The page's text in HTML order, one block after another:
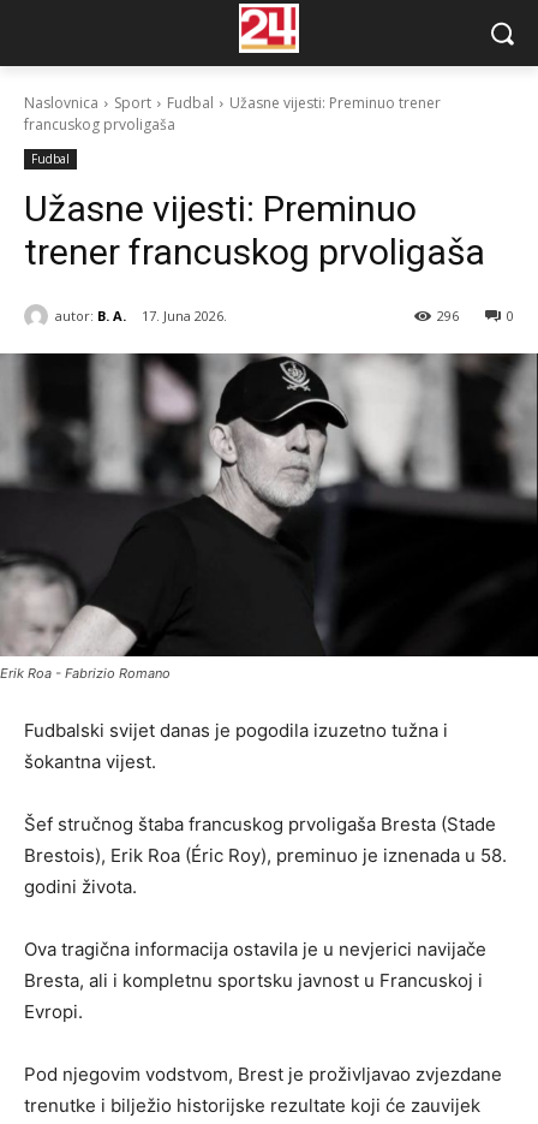
Naslovnica Sport Fudbal
Užasne vijesti: Preminuo trener
francuskog prvoligaša
Fudbal
Užasne vijesti: Preminuo
trener francuskog prvoligaša
autor: B. A. 17. Juna 2026. 0
296
Erik Roa - Fabrizio Romano
Fudbalski svijet danas je pogodila izuzetno tužna i
šokantna vijest.
Šef stručnog štaba francuskog prvoligaša Bresta (Stade
Brestois), Erik Roa (Éric Roy), preminuo je iznenada u 58.
godini života.
Ova tragična informacija ostavila je u nevjerici navijače
Bresta, ali i kompletnu sportsku javnost u Francuskoj i
Evropi.
Pod njegovim vodstvom, Brest je proživljavao zvjezdane
trenutke i bilježio historijske rezultate koji će zauvijek